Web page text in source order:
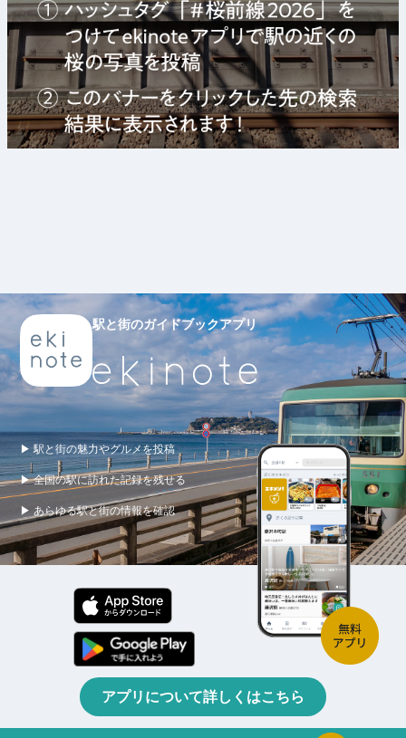
駅と街のガイドブックアプリ
▶ 駅と街の魅力やグルメを投稿
▶ 全国の駅に訪れた記録を残せる
▶ あらゆる駅と街の情報を確認
アプリについて詳しくはこちら